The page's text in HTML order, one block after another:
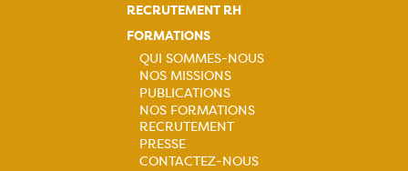
RECRUTEMENT RH
FORMATIONS
Navigation
principale
QUI SOMMES-NOUS
NOS MISSIONS
PUBLICATIONS
NOS FORMATIONS
RECRUTEMENT
PRESSE
CONTACTEZ-NOUS